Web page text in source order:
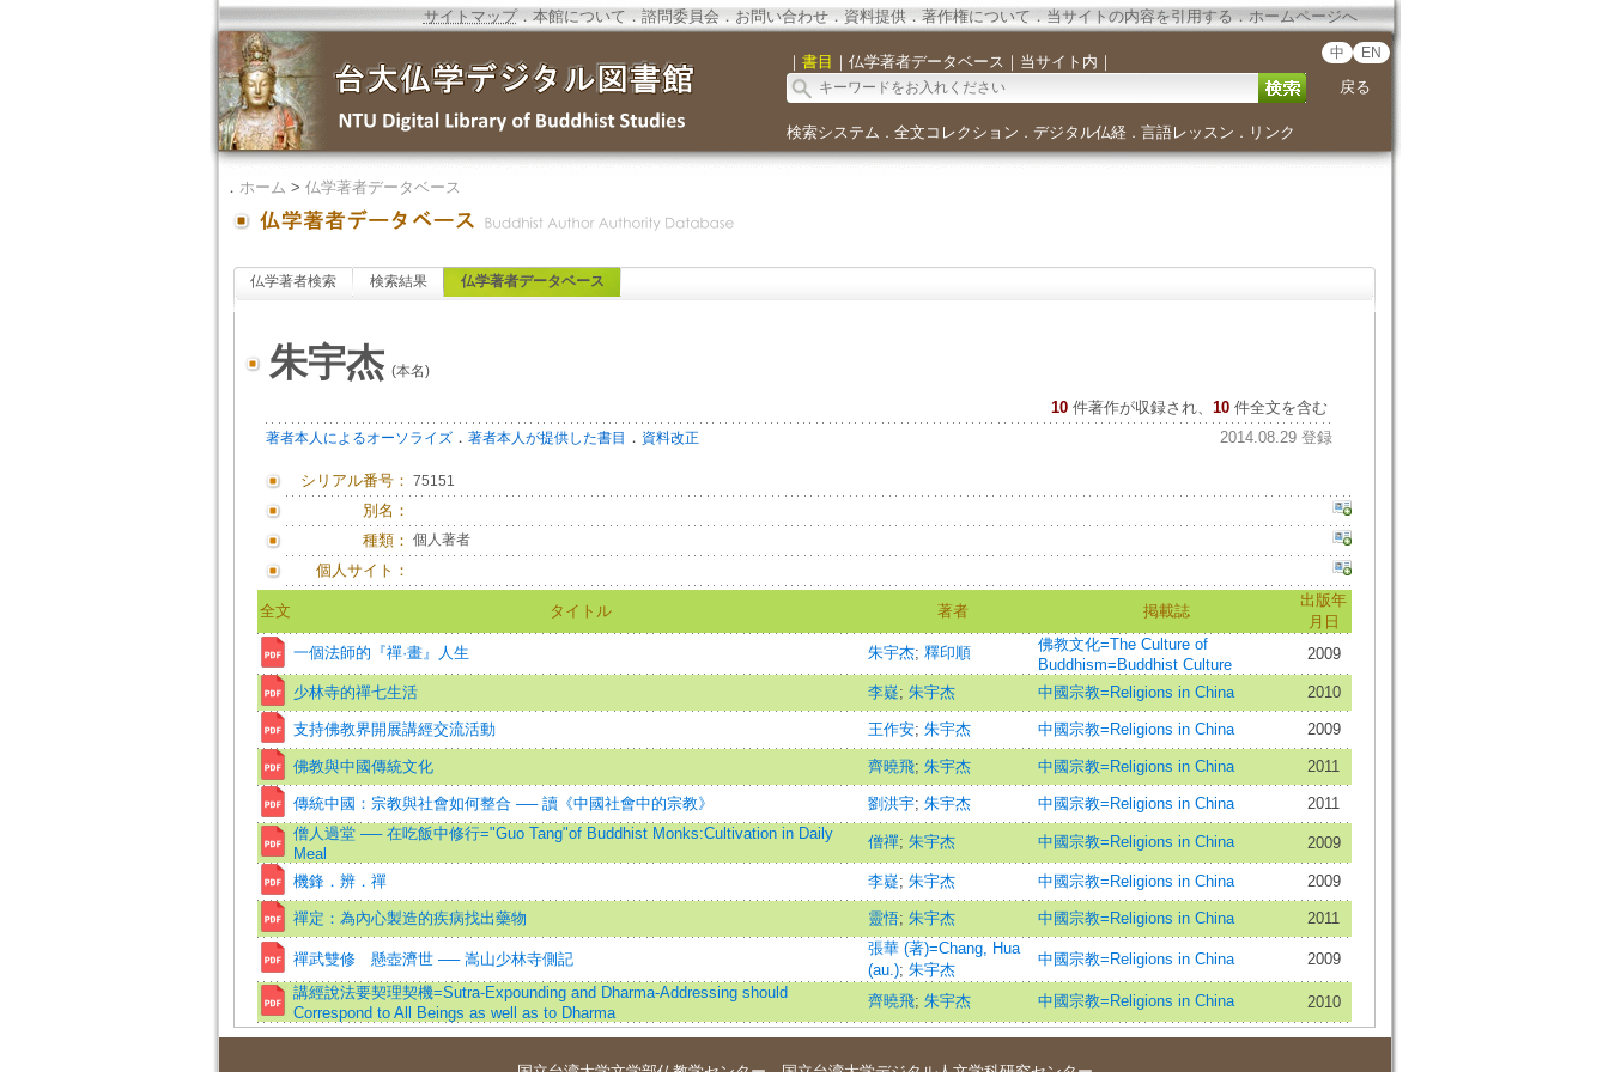
サイトマップ．本館について．諮問委員会． お問い合わせ． 資料提供．著作権について．当サイトの内容を引用する．ホームページへ
｜ 書目 ｜ 仏学著者データベース ｜ 当サイト内 ｜ 中 EN
戻る
検索システム ． 全文コレクション ． デジタル仏経． 言語レッスン ． リンク
． ホーム > 仏学著者データベース
仏学著者検索 検索結果 仏学著者データベース
朱宇杰(本名)
10 件著作が収録され、 10件全文を含む
著者本人によるオーソライズ． 著者本人が提供した書目 ． 資料改正 2014.08.29 登録
シリアル番号： 75151
別名：
種類： 個人著者
個人サイト：
全文 タイトル 著者 掲載誌
出版年
月日
一個法師的『禪·畫』人生
朱宇杰; 釋印順
佛教文化=The Culture of
Buddhism=Buddhist Culture
2009
少林寺的禪七生活 李嶷; 朱宇杰 中國宗教=Religions in China 2010
支持佛教界開展講經交流活動 王作安; 朱宇杰 中國宗教=Religions in China 2009
佛教與中國傳統文化 齊曉飛; 朱宇杰 中國宗教=Religions in China 2011
傳統中國：宗教與社會如何整合 ── 讀《中國社會中的宗教》 劉洪宇; 朱宇杰 中國宗教=Religions in China
2011
僧人過堂 ── 在吃飯中修行="Guo Tang"of Buddhist Monks:Cultivation in Daily
Meal
僧禪; 朱宇杰 中國宗教=Religions in China 2009
機鋒．辨．禪 李嶷; 朱宇杰 中國宗教=Religions in China 2009
禪定：為內心製造的疾病找出藥物 靈悟; 朱宇杰 中國宗教=Religions in China 2011
禪武雙修 懸壺濟世 ── 嵩山少林寺側記
張華 (著)=Chang, Hua
(au.); 朱宇杰
中國宗教=Religions in China
2009
講經說法要契理契機=Sutra-Expounding and Dharma-Addressing should
Correspond to All Beings as well as to Dharma
齊曉飛; 朱宇杰 中國宗教=Religions in China 2010